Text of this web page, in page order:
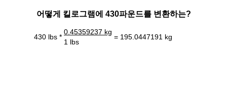
어떻게 킬로그램에 430파운드를 변환하는?
430 lbs *
0.45359237 kg
= 195.0447191 kg
1 lbs